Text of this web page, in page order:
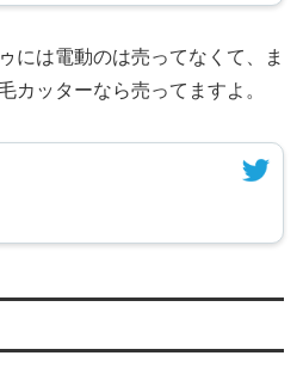
には電動のは売ってなくて、ま
カッターなら売ってますよ。